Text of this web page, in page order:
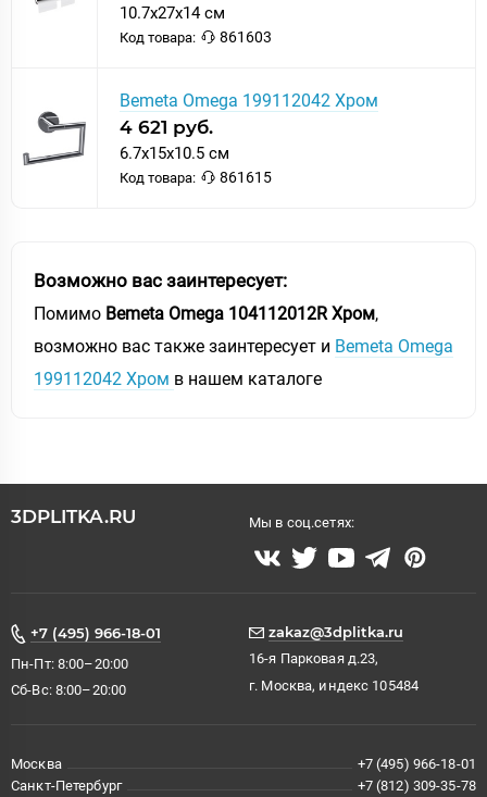
10.7x27x14 см
Код товара: 861603
Bemeta Omega 199112042 Хром
4 621 руб.
6.7x15x10.5 см
Код товара: 861615
Возможно вас заинтересует:
Помимо Bemeta Omega 104112012R Хром,
возможно вас также заинтересует и Bemeta Omega
199112042 Хром в нашем каталоге
3DPLITKA.RU Мы в соц.сетях:
+7 (495) 966-18-01
Пн-Пт: 8:00–20:00
Сб-Вс: 8:00–20:00
zakaz@3dplitka.ru
16-я Парковая д.23,
г. Москва, индекс 105484
Москва
+7 (495) 966-18-01
Санкт-Петербург
+7 (812) 309-35-78